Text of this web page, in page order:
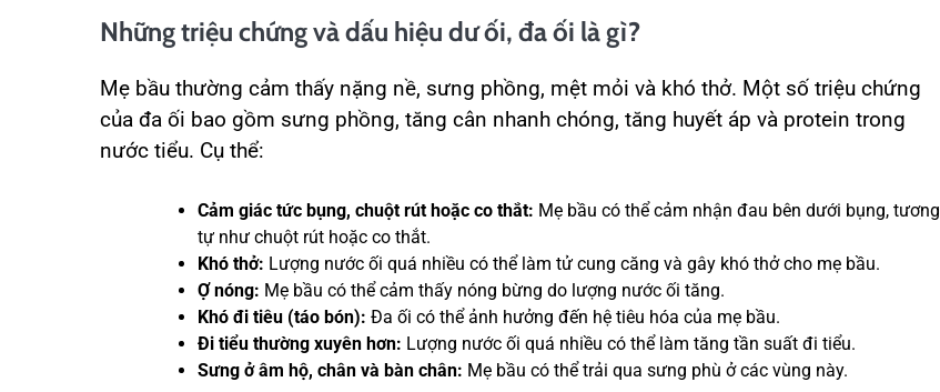
Những triệu chứng và dấu hiệu dư ối, đa ối là gì?
Mẹ bầu thường cảm thấy nặng nề, sưng phồng, mệt mỏi và khó thở. Một số triệu chứng
của đa ối bao gồm sưng phồng, tăng cân nhanh chóng, tăng huyết áp và protein trong
nước tiểu. Cụ thể:
Cảm giác tức bụng, chuột rút hoặc co thắt: Mẹ bầu có thể cảm nhận đau bên dưới bụng, tương
tự như chuột rút hoặc co thắt.
Khó thở: Lượng nước ối quá nhiều có thể làm tử cung căng và gây khó thở cho mẹ bầu.
Ợ nóng: Mẹ bầu có thể cảm thấy nóng bừng do lượng nước ối tăng.
Khó đi tiêu (táo bón): Đa ối có thể ảnh hưởng đến hệ tiêu hóa của mẹ bầu.
Đi tiểu thường xuyên hơn: Lượng nước ối quá nhiều có thể làm tăng tần suất đi tiểu.
Sưng ở âm hộ, chân và bàn chân: Mẹ bầu có thể trải qua sưng phù ở các vùng này.